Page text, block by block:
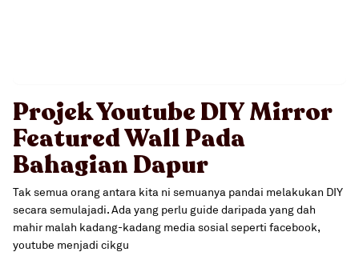
Projek Youtube DIY Mirror
Featured Wall Pada
Bahagian Dapur
Tak semua orang antara kita ni semuanya pandai melakukan DIY
secara semulajadi. Ada yang perlu guide daripada yang dah
mahir malah kadang-kadang media sosial seperti facebook,
youtube menjadi cikgu